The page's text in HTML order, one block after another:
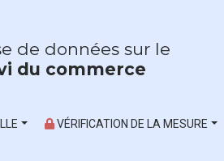
de données sur le
du commerce
VÉRIFICATION DE LA MESURE